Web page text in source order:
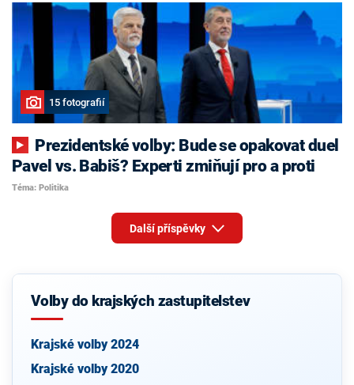
15 fotografií
Pavel vs. Babiš? Experti zmiňují pro a proti
Téma: Politika
Další příspěvky
Volby do krajských zastupitelstev
Krajské volby 2024
Krajské volby 2020